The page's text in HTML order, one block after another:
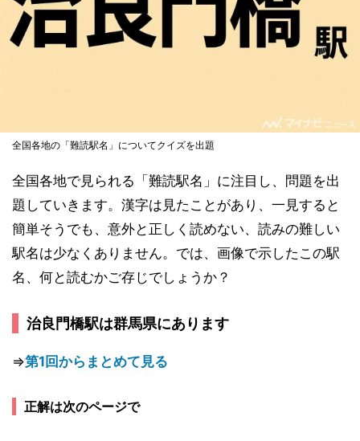
全国各地の「難読駅名」についてクイズを出題
全国各地で見られる「難読駅名」に注目し、問題を出
題していきます。漢字は見たことがあり、一見すると
簡単そうでも、意外と正しく読めない、読みの難しい
駅名は少なくありません。では、画像で示したこの駅
名、何と読むかご存じでしょうか？
治良門橋駅は群馬県にあります
⇒第1回からまとめて見る
正解は次のページで